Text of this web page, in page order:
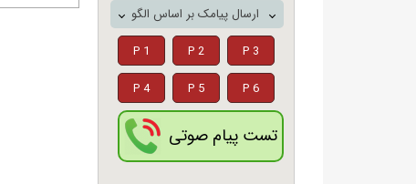
ارسال پیامک بر اساس الگو
P 1
P 2
P 3
P 4
P 5 P 6
تست پیام صوتی